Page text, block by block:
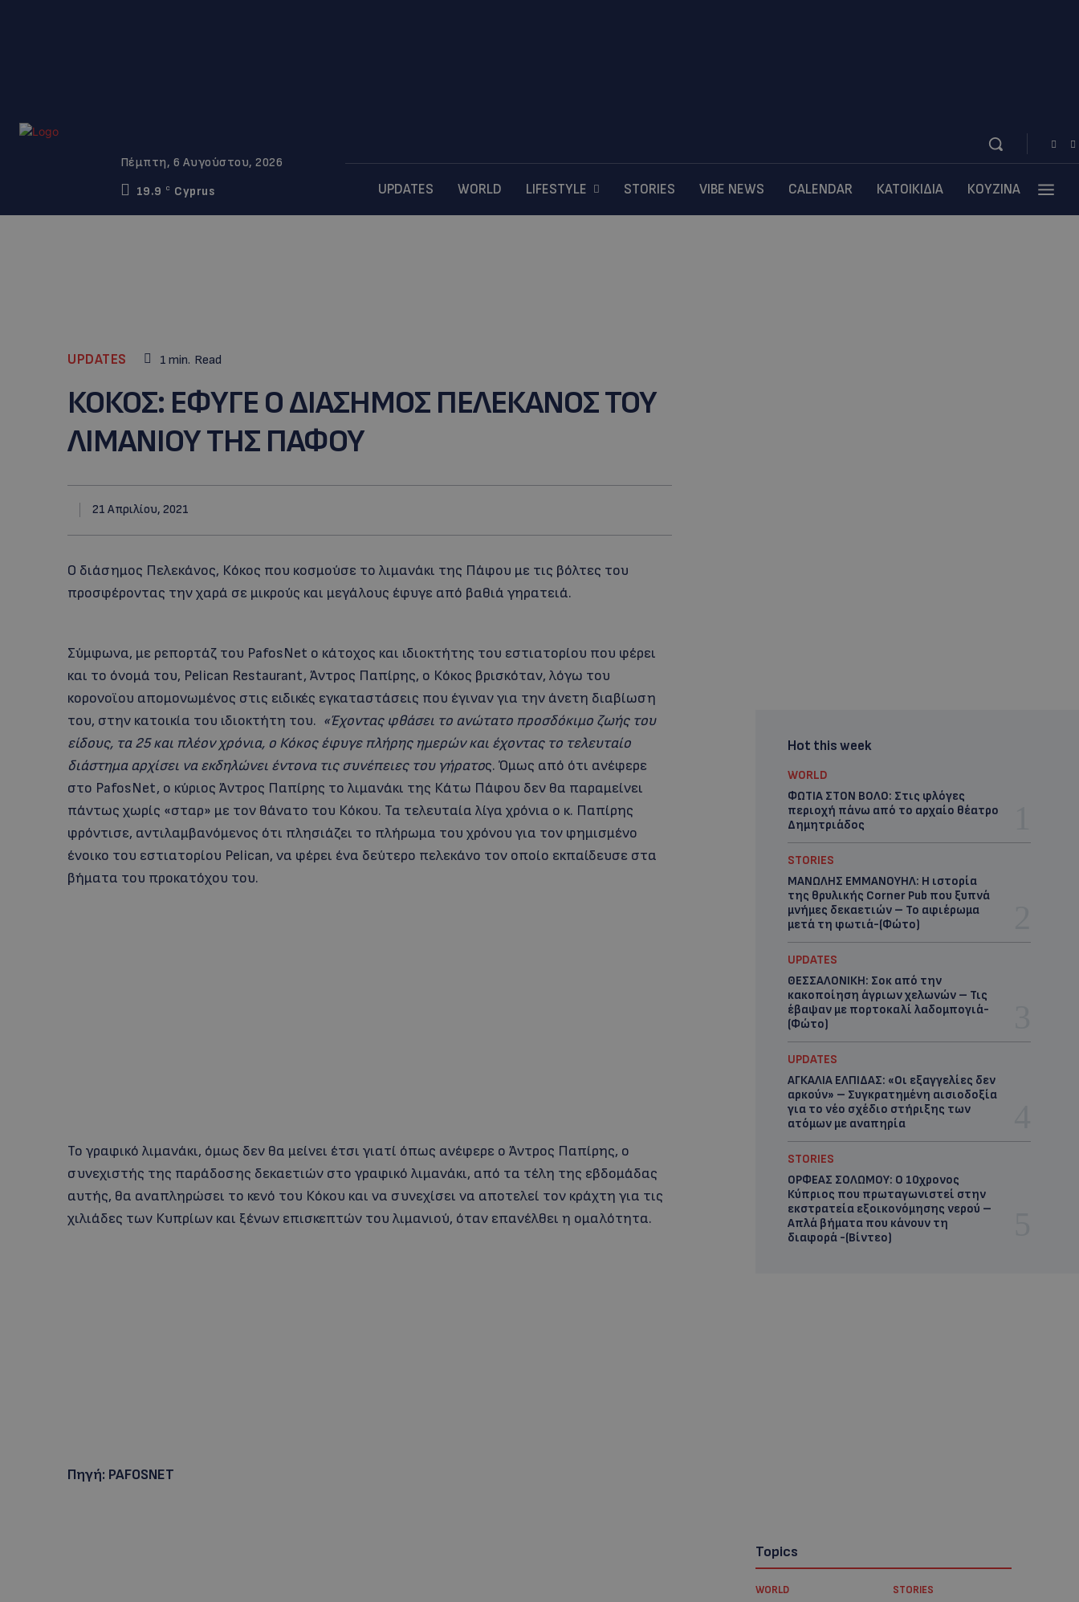
Πέμπτη, 6 Αυγούστου, 2026
19.9
C Cyprus UPDATES WORLD LIFESTYLE STORIES VIBE NEWS CALENDAR ΚΑΤΟΙΚΙΔΙΑ ΚΟΥΖΙΝΑ
UPDATES 1 min. Read
ΚΟΚΟΣ: EΦΥΓΕ Ο ΔΙΑΣΗΜΟΣ ΠΕΛΕΚΑΝΟΣ ΤΟΥ
ΛΙΜΑΝΙΟΥ ΤΗΣ ΠΑΦΟΥ
21 Απριλίου, 2021
Ο διάσημος Πελεκάνος, Κόκος που κοσμούσε το λιμανάκι της Πάφου με τις βόλτες του
προσφέροντας την χαρά σε μικρούς και μεγάλους έφυγε από βαθιά γηρατειά.
Σύμφωνα, με ρεπορτάζ του PafosNet ο κάτοχος και ιδιοκτήτης του εστιατορίου που φέρει
και το όνομά του, Pelican Restaurant, Άντρος Παπίρης, ο Κόκος βρισκόταν, λόγω του
κορονοϊου απομονωμένος στις ειδικές εγκαταστάσεις που έγιναν για την άνετη διαβίωση
του, στην κατοικία του ιδιοκτήτη του. «Έχοντας φθάσει το ανώτατο προσδόκιμο ζωής του
είδους, τα 25 και πλέον χρόνια, ο Κόκος έφυγε πλήρης ημερών και έχοντας το τελευταίο
διάστημα αρχίσει να εκδηλώνει έντονα τις συνέπειες του γήρατος. Όμως από ότι ανέφερε
στο PafosNet, o κύριος Άντρος Παπίρης το λιμανάκι της Κάτω Πάφου δεν θα παραμείνει
πάντως χωρίς «σταρ» με τον θάνατο του Κόκου. Τα τελευταία λίγα χρόνια ο κ. Παπίρης
φρόντισε, αντιλαμβανόμενος ότι πλησιάζει το πλήρωμα του χρόνου για τον φημισμένο
ένοικο του εστιατορίου Pelican, να φέρει ένα δεύτερο πελεκάνο τον οποίο εκπαίδευσε στα
βήματα του προκατόχου του.
Το γραφικό λιμανάκι, όμως δεν θα μείνει έτσι γιατί όπως ανέφερε ο Άντρος Παπίρης, ο
συνεχιστής της παράδοσης δεκαετιών στο γραφικό λιμανάκι, από τα τέλη της εβδομάδας
αυτής, θα αναπληρώσει το κενό του Κόκου και να συνεχίσει να αποτελεί τον κράχτη για τις
χιλιάδες των Κυπρίων και ξένων επισκεπτών του λιμανιού, όταν επανέλθει η ομαλότητα.
Πηγή: PAFOSNET
Hot this week
WORLD
ΦΩΤΙΑ ΣΤΟΝ ΒΟΛΟ: Στις φλόγες
περιοχή πάνω από το αρχαίο θέατρο
Δημητριάδος
STORIES
ΜΑΝΩΛΗΣ ΕΜΜΑΝΟΥΗΛ: Η ιστορία
της θρυλικής Corner Pub που ξυπνά
μνήμες δεκαετιών – Το αφιέρωμα
μετά τη φωτιά-(Φώτο)
UPDATES
ΘΕΣΣΑΛΟΝΙΚΗ: Σοκ από την
κακοποίηση άγριων χελωνών – Τις
έβαψαν με πορτοκαλί λαδομπογιά-
(Φώτο)
UPDATES
ΑΓΚΑΛΙΑ ΕΛΠΙΔΑΣ: «Οι εξαγγελίες δεν
αρκούν» – Συγκρατημένη αισιοδοξία
για το νέο σχέδιο στήριξης των
ατόμων με αναπηρία
STORIES
ΟΡΦΕΑΣ ΣΟΛΩΜΟΥ: Ο 10χρονος
Κύπριος που πρωταγωνιστεί στην
εκστρατεία εξοικονόμησης νερού –
Απλά βήματα που κάνουν τη
διαφορά -(Βίντεο)
Topics
WORLD STORIES